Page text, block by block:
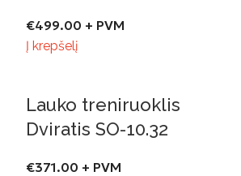
€499.00 + PVM
Į krepšelį
Lauko treniruoklis
Dviratis SO-10.32
€371.00 + PVM